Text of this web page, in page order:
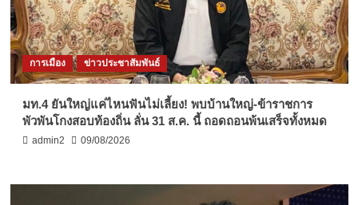
การเมือง ข่าวประชาสัมพันธ์
มท.4 ยันใหญ่แค่ไหนฟันไม่เลี้ยง! พบบ้านใหญ่-ข้าราชการ
พัวพันโกงสอบท้องถิ่น ลั่น 31 ส.ค. นี้ ถอดถอนพ้นเสร็จทั้งหมด
admin2 09/08/2026